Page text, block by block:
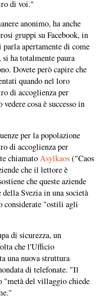
di voi."
anonimo, ha anche
gruppi su Facebook, in
apertamente di come
ha totalmente paura
Dovete però capire che
quando nel loro
di accoglienza per
cosa è successo in
per la popolazione
di accoglienza per
chiamatoAsylkaos("Caos
che il lettore è
che queste aziende
Svezia in una società
considerate "ostili agli
di sicurezza, un
che l'Ufficio
una nuova struttura
di telefonate. "Il
"metà del villaggio chiede